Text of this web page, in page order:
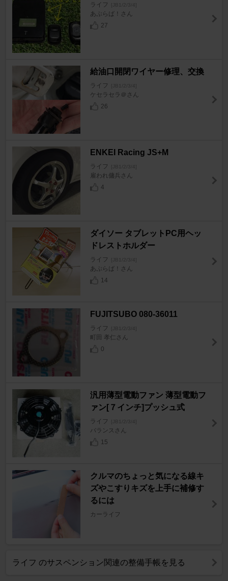
ライフ [JB1/2/3/4]
あぷらば！さん
27
給油口開閉ワイヤー修理、交換
ライフ [JB1/2/3/4]
ケセラセラ＠さん
26
ENKEI Racing JS+M
ライフ [JB1/2/3/4]
雇われ傭兵さん
4
ダイソー タブレットPC用ヘッ
ドレストホルダー
ライフ [JB1/2/3/4]
あぷらば！さん
14
FUJITSUBO 080-36011
ライフ [JB1/2/3/4]
町田 孝仁さん
0
汎用薄型電動ファン 薄型電動フ
ァン[７インチ]プッシュ式
ライフ [JB1/2/3/4]
バランスさん
15
クルマのちょっと気になる線キ
ズやこすりキズを上手に補修す
るには
カーライフ
ライフ のサスペンション関連の整備手帳を見る